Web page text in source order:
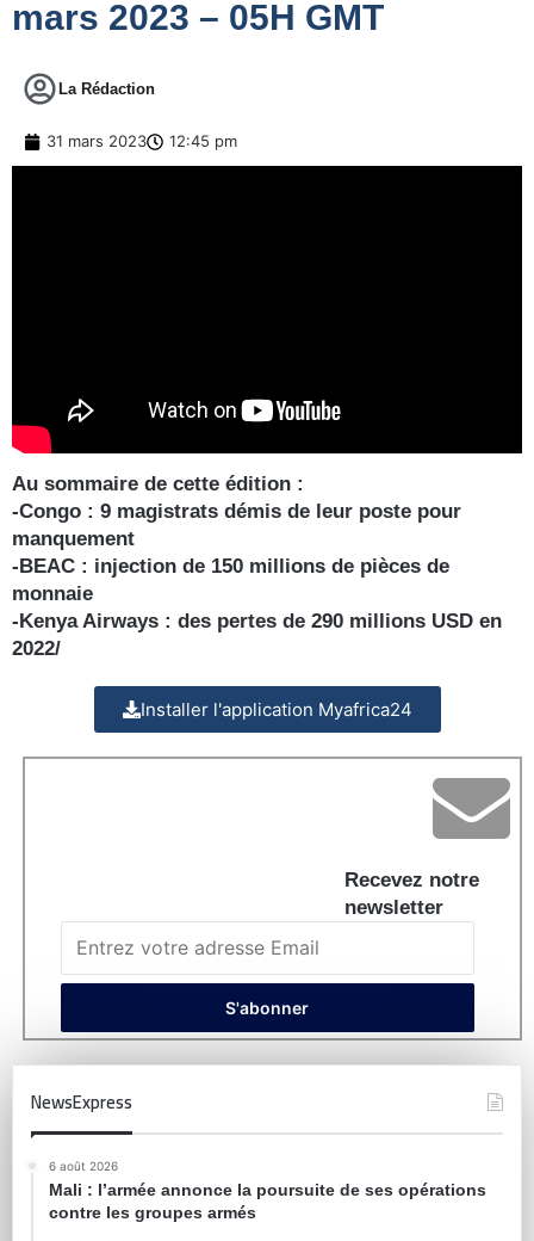
mars 2023 – 05H GMT
La Rédaction
31 mars 2023 12:45 pm
Au sommaire de cette édition :
-Congo : 9 magistrats démis de leur poste pour
manquement
-BEAC : injection de 150 millions de pièces de
monnaie
-Kenya Airways : des pertes de 290 millions USD en
2022/
Installer l'application Myafrica24
Recevez notre
newsletter
NewsExpress
6 août 2026
Mali : l’armée annonce la poursuite de ses opérations
contre les groupes armés